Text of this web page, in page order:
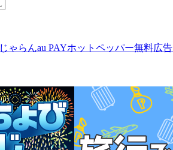
じゃらんau PAYホットペッパー無料広告